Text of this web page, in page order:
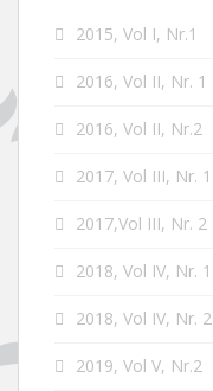
2015, Vol I, Nr.1
2016, Vol II, Nr. 1
2016, Vol II, Nr.2
2017, Vol III, Nr. 1
2017,Vol III, Nr. 2
2018, Vol IV, Nr. 1
2018, Vol IV, Nr. 2
2019, Vol V, Nr.2